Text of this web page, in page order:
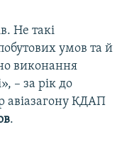
Не такі
умов та й
виконання
– за рік до
авіазагону КДАП
.